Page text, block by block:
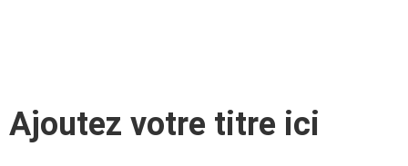
Ajoutez votre titre ici